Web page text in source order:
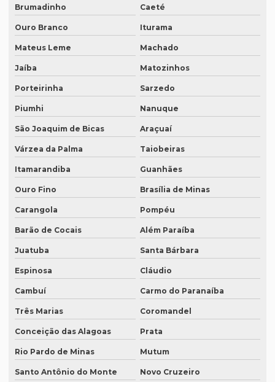
Empresa tradutora juramentada em brasília
Empresa tradutora juramentada em recife
Empresa de tradutores juramentados
Empresa de tradutores juramentados em brasília
Empresa de tradutores juramentados em fortaleza
Empresa de transcrição de audio
Empresas especializadas em tradução
Empresas que fazem tradução
Empresas que fazem tradução técnica
Empresas que prestam serviço de tradução
Empresas de tradução de artigos científicos em inglês
Empresas de tradução em curitiba
Empresas de tradução online
Empresas de tradução porto alegre
Empresas de transcrição
Empresas de transcrição de áudio para -texto
Brumadinho Caeté
Ouro Branco Iturama
Mateus Leme Machado
Jaíba Matozinhos
Porteirinha Sarzedo
Piumhi Nanuque
São Joaquim de Bicas Araçuaí
Várzea da Palma Taiobeiras
Itamarandiba Guanhães
Ouro Fino Brasília de Minas
Carangola Pompéu
Barão de Cocais Além Paraíba
Juatuba Santa Bárbara
Espinosa Cláudio
Cambuí Carmo do Paranaíba
Três Marias Coromandel
Conceição das Alagoas Prata
Rio Pardo de Minas Mutum
Santo Antônio do Monte Novo Cruzeiro